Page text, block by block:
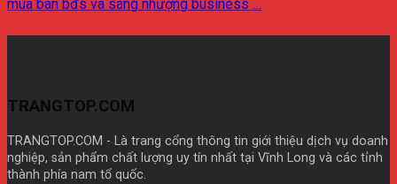
mua bán bđs và sang nhượng business …
TRANGTOP.COM
TRANGTOP.COM - Là trang cổng thông tin giới thiệu dịch vụ doanh
nghiệp, sản phẩm chất lượng uy tín nhất tại Vĩnh Long và các tỉnh
thành phía nam tổ quốc.